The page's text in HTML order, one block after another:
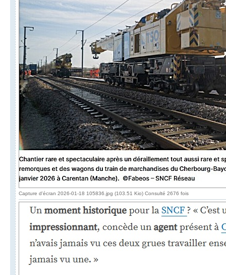
Capture d'écran 2026-01-18 105836.jpg (103.51 Kio) Consulté 2676 fois